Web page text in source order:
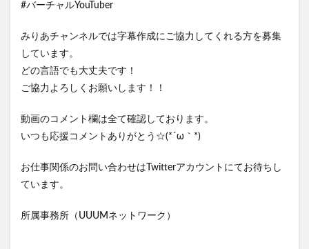
#バーチャルYouTuber
みりあチャンネルでは字幕作成にご協力してくれる方を募集
しています。
どの言語でも大丈夫です！
ご協力よろしくお願いします！！
動画のコメント欄は全て確認しております。
いつも応援コメントありがとう☆(*´ω｀*)
お仕事関係のお問い合わせはTwitterアカウントにてお待ちし
ています。
所属事務所（UUUMネットワーク）